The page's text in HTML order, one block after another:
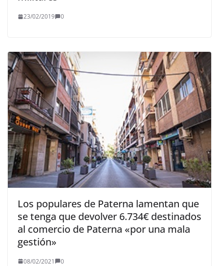
23/02/2019 0
Los populares de Paterna lamentan que
se tenga que devolver 6.734€ destinados
al comercio de Paterna «por una mala
gestión»
08/02/2021 0